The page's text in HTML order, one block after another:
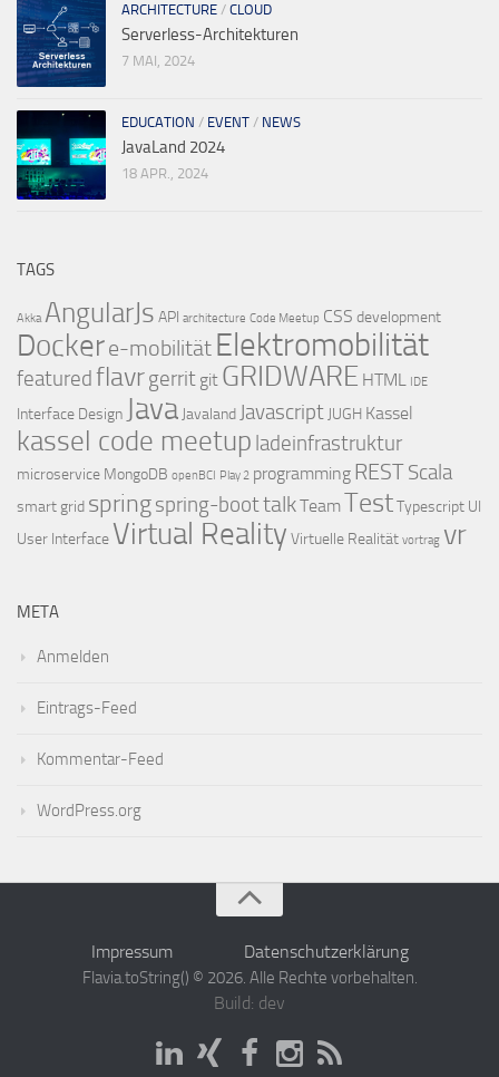
ARCHITECTURE / CLOUD
Serverless-Architekturen
7 MAI, 2024
EDUCATION / EVENT / NEWS
JavaLand 2024
18 APR., 2024
TAGS
Akka AngularJs API architecture Code Meetup CSS development
Dockere-mobilität Elektromobilität
featured flavrgerrit git GRIDWARE HTML IDE
Interface Design Java Javaland Javascript JUGH Kassel
kassel code meetup ladeinfrastruktur
microservice MongoDB openBCI Play 2 programming RESTScala
smart grid springspring-boottalkTeamTestTypescript UI
User Interface Virtual Reality Virtuelle Realität vortrag vr
META
Anmelden
Eintrags-Feed
Kommentar-Feed
WordPress.org
Impressum Datenschutzerklärung
Flavia.toString() © 2026. Alle Rechte vorbehalten.
Build: dev